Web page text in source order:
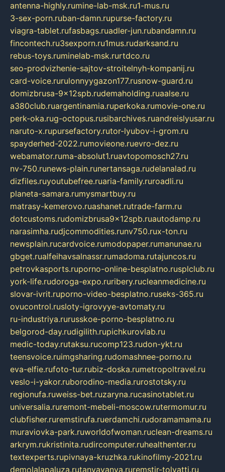
antenna-highly.rumine-lab-msk.ru1-mus.ru
3-sex-porn.ruban-damn.rupurse-factory.ru
viagra-tablet.rufasbags.ruadler-jun.rubandamn.ru
fincontech.ru3sexporn.ru1mus.rudarksand.ru
rebus-toys.ruminelab-msk.rurtdco.ru
seo-prodvizhenie-sajtov-stroitelnyh-kompanij.ru
card-voice.rurulonnyygazon177.rusnow-guard.ru
domizbrusa-9x12spb.rudemaholding.ruaalse.ru
a380club.ruargentinamia.ruperkoka.rumovie-one.ru
perk-oka.rug-octopus.rusibarchives.ruandreislyusar.ru
naruto-x.rupursefactory.rutor-lyubov-i-grom.ru
spayderhed-2022.rumovieone.ruevro-dez.ru
webamator.ruma-absolut1.ruavtopomosch27.ru
nv-750.runews-plain.runertansaga.rudelanalad.ru
dizfiles.ruyoutubefree.ruaria-family.ruroadli.ru
planeta-samara.rumysmartbuy.ru
matrasy-kemerovo.ruashanet.rutrade-farm.ru
dotcustoms.rudomizbrusa9x12spb.ruautodamp.ru
narasimha.rudjcommodities.runv750.rux-ton.ru
newsplain.rucardvoice.rumodopaper.rumanunae.ru
gbget.rualfeihavsalnassr.rumadoma.rutajuncos.ru
petrovkasports.ruporno-online-besplatno.rusplclub.ru
york-life.rudoroga-expo.ruribery.rucleanmedicine.ru
slovar-ivrit.ruporno-video-besplatno.ruseks-365.ru
ovucontrol.rusloty-igrovyye-avtomaty.ru
ru-industriya.rurusskoe-porno-besplatno.ru
belgorod-day.rudigilith.rupichkurovlab.ru
medic-today.rutaksu.rucomp123.rudon-ykt.ru
teensvoice.ruimgsharing.rudomashnee-porno.ru
eva-elfie.rufoto-tur.rubiz-doska.rumetropoltravel.ru
veslo-i-yakor.ruborodino-media.rurostotsky.ru
regionufa.ruweiss-bet.ruzaryna.rucasinotablet.ru
universalia.ruremont-mebeli-moscow.rutermomur.ru
clubfisher.ruremstirufa.ruerdamchi.rudoramamama.ru
muraviovka-park.ruworldofwoman.ruclean-dreams.ru
arkrym.rukristinita.rudircomputer.ruhealthenter.ru
textexperts.rupivnaya-kruzhka.rukinofilmy-2021.ru
demolalapaluza.rutanyavanya.ruremstir-tolyatti.ru